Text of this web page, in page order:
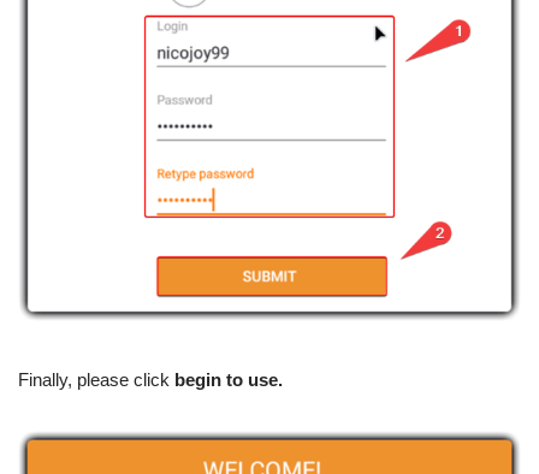
Finally, please click begin to use.